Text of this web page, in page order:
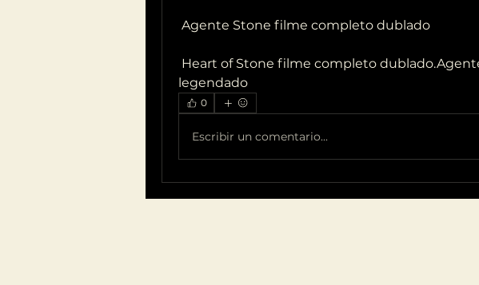
Agente Stone filme completo dublado
legendado
0
Escribir un comentario...